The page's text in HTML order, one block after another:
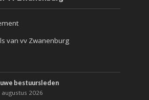
van vv Zwanenburg
bestuursleden
augustus 2026